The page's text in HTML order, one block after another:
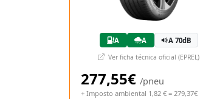
A A A 70dB
Ver ficha técnica oficial (EPREL)
277,55€ /pneu
+ Imposto ambiental 1,82 € = 279,37€